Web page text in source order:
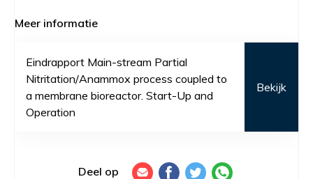
Meer informatie
Eindrapport Main-stream Partial
Nitritation/Anammox process coupled to
a membrane bioreactor. Start-Up and
Operation
Bekijk
Deel op